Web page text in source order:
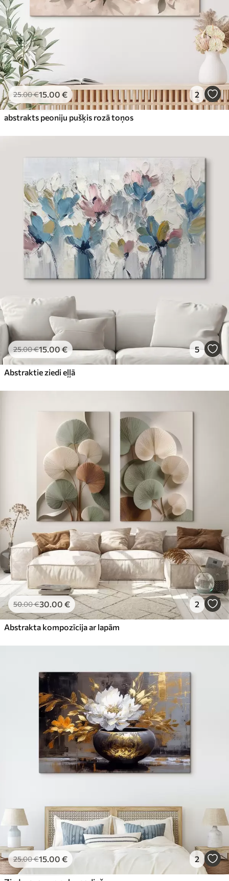
25.00€15.00 € 2
abstrakts peoniju pušķis rozā toņos
25.00€15.00€ 5
Abstraktie ziedi eļļā
50.00€30.00 € 2
Abstrakta kompozīcija ar lapām
25.00€15.00 € 2